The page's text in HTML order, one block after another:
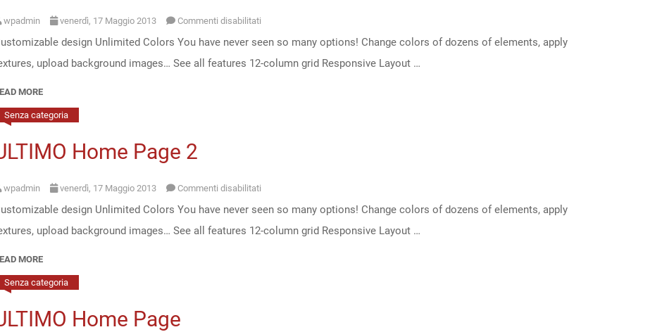
wpadmin venerdì, 17 Maggio 2013 Commenti disabilitati
ULTIMO
Home
design Unlimited Colors You have never seen so many options! Change colors of dozens of elements, apply
upload background images… See all features 12-column grid Responsive Layout …
MORE
Senza categoria
Home Page 2
wpadmin venerdì, 17 Maggio 2013 Commenti disabilitati
ULTIMO
Home
design Unlimited Colors You have never seen so many options! Change colors of dozens of elements, apply
upload background images… See all features 12-column grid Responsive Layout …
MORE
Senza categoria
Home Page